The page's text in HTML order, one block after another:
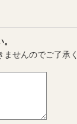
せんのでご了承く